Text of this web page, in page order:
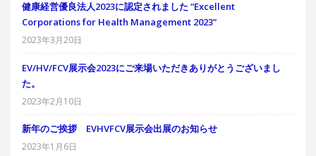
健康経営優良法人2023に認定されました “Excellent
Corporations for Health Management 2023”
2023年3月20日
EV/HV/FCV展示会2023にご来場いただきありがとうございまし
た。
2023年2月10日
新年のご挨拶 EVHVFCV展示会出展のお知らせ
2023年1月6日